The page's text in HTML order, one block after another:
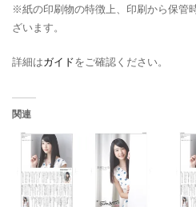
※紙の印刷物の特徴上、印刷から保管
ざいます。
詳細はガイドをご確認ください。
関連